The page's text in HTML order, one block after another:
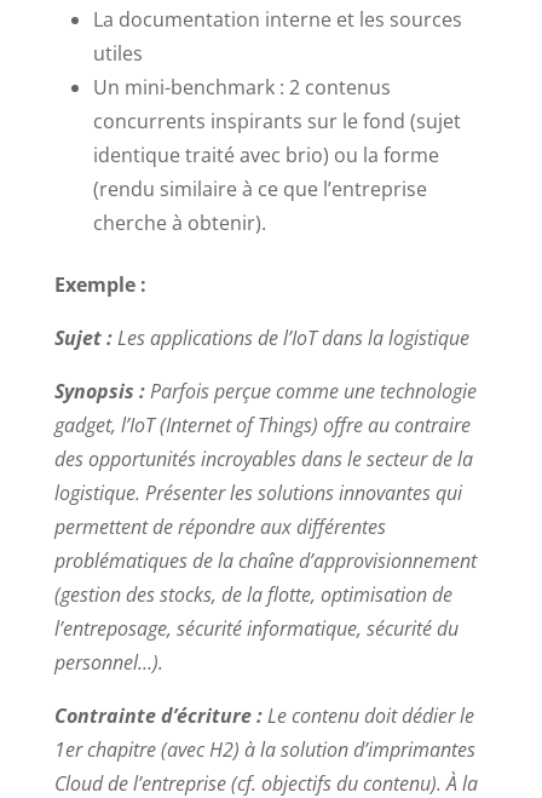
La documentation interne et les sources
utiles
Un mini-benchmark : 2 contenus
concurrents inspirants sur le fond (sujet
identique traité avec brio) ou la forme
(rendu similaire à ce que l’entreprise
cherche à obtenir).
Exemple :
Sujet :Les applications de l’IoT dans la logistique
Synopsis :Parfois perçue comme une technologie
gadget, l’IoT (Internet of Things) offre au contraire
des opportunités incroyables dans le secteur de la
logistique. Présenter les solutions innovantes qui
permettent de répondre aux différentes
problématiques de la chaîne d’approvisionnement
(gestion des stocks, de la flotte, optimisation de
l’entreposage, sécurité informatique, sécurité du
personnel…).
Contrainte d’écriture :Le contenu doit dédier le
1er chapitre (avec H2) à la solution d’imprimantes
Cloud de l’entreprise (cf. objectifs du contenu). À la